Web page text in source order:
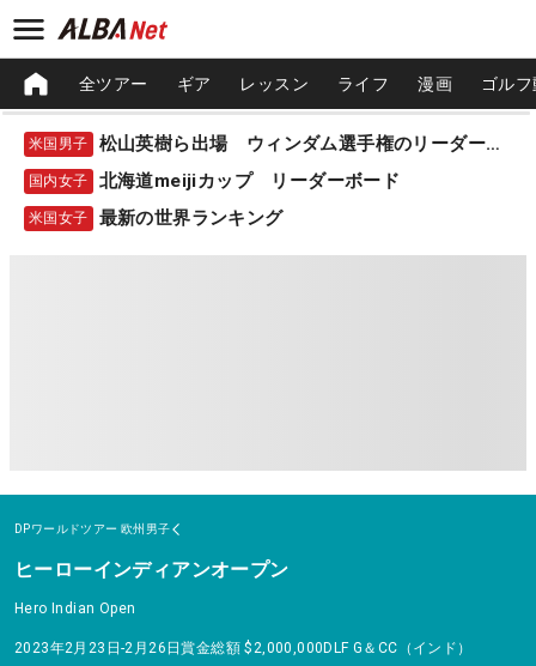
全ツアー ギア レッスン ライフ 漫画 ゴル
米国男子 松山英樹ら出場 ウィンダム選手権のリーダーボード
国内女子 北海道meijiカップ リーダーボード
米国女子 最新の世界ランキング
DPワールドツアー 欧州男子
ヒーローインディアンオープン
Hero Indian Open
2023年2月23日-2月26日賞金総額 $2,000,000 DLF G＆CC（インド）